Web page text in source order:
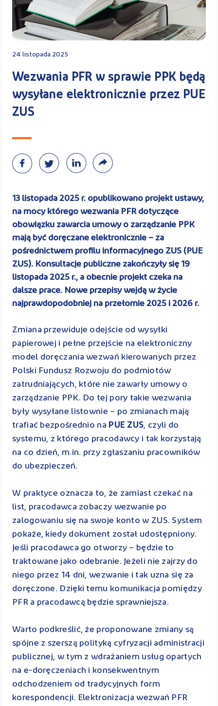
Kontakt
24 listopada 2025
Wezwania PFR w sprawie PPK będą
wysyłane elektronicznie przez PUE
ZUS
13 listopada 2025 r. opublikowano projekt ustawy,
na mocy którego wezwania PFR dotyczące
obowiązku zawarcia umowy o zarządzanie PPK
mają być doręczane elektronicznie – za
pośrednictwem profilu informacyjnego ZUS (PUE
ZUS). Konsultacje publiczne zakończyły się 19
listopada 2025 r., a obecnie projekt czeka na
dalsze prace. Nowe przepisy wejdą w życie
najprawdopodobniej na przełomie 2025 i 2026 r.
Zmiana przewiduje odejście od wysyłki
papierowej i pełne przejście na elektroniczny
model doręczania wezwań kierowanych przez
Polski Fundusz Rozwoju do podmiotów
zatrudniających, które nie zawarły umowy o
zarządzanie PPK. Do tej pory takie wezwania
były wysyłane listownie – po zmianach mają
trafiać bezpośrednio na PUE ZUS, czyli do
systemu, z którego pracodawcy i tak korzystają
na co dzień, m.in. przy zgłaszaniu pracowników
do ubezpieczeń.
W praktyce oznacza to, że zamiast czekać na
list, pracodawca zobaczy wezwanie po
zalogowaniu się na swoje konto w ZUS. System
pokaże, kiedy dokument został udostępniony.
Jeśli pracodawca go otworzy – będzie to
traktowane jako odebranie. Jeżeli nie zajrzy do
niego przez 14 dni, wezwanie i tak uzna się za
doręczone. Dzięki temu komunikacja pomiędzy
PFR a pracodawcą będzie sprawniejsza.
Warto podkreślić, że proponowane zmiany są
spójne z szerszą polityką cyfryzacji administracji
publicznej, w tym z wdrażaniem usług opartych
na e-doręczeniach i konsekwentnym
odchodzeniem od tradycyjnych form
korespondencji. Elektronizacja wezwań PFR